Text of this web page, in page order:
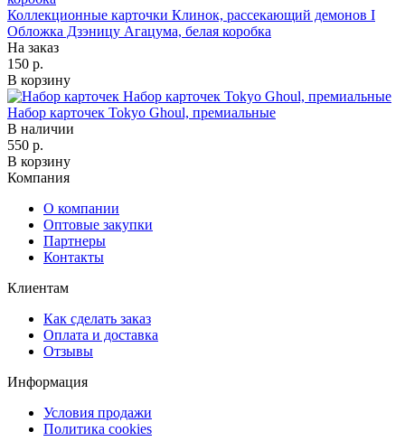
Коллекционные карточки Клинок, рассекающий демонов I
Обложка Дзэницу Агацума, белая коробка
На заказ
150 р.
В корзину
Набор карточек Tokyo Ghoul, премиальные
В наличии
550 р.
В корзину
Компания
О компании
Оптовые закупки
Партнеры
Контакты
Клиентам
Как сделать заказ
Оплата и доставка
Отзывы
Информация
Условия продажи
Политика cookies